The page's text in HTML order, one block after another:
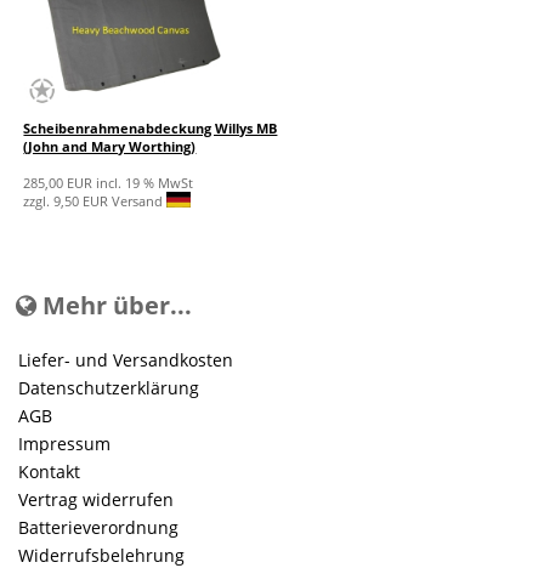
Scheibenrahmenabdeckung Willys MB
(John and Mary Worthing)
285,00 EUR incl. 19 % MwSt
zzgl. 9,50 EUR Versand
Mehr über...
Liefer- und Versandkosten
Datenschutzerklärung
AGB
Impressum
Kontakt
Vertrag widerrufen
Batterieverordnung
Widerrufsbelehrung